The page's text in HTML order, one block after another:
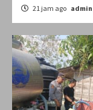
21 jam ago admin